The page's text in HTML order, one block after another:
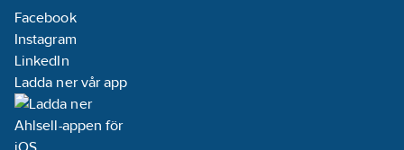
Facebook
Instagram
LinkedIn
Ladda ner vår app